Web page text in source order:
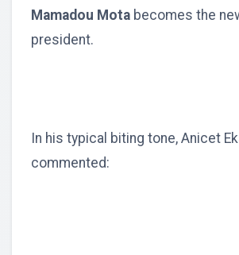
Mamadou Mota becomes the
president.
In his typical biting tone, Anicet
commented: